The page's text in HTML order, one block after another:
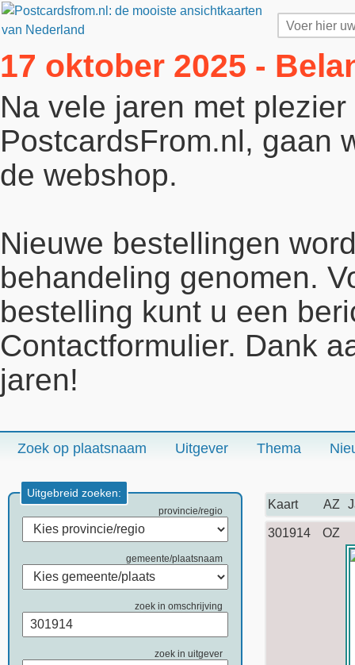
17 oktober 2025 -
Na vele jaren met
PostcardsFrom.nl, gaan
de webshop.
Nieuwe bestellingen
behandeling genomen.
bestelling kunt u een
Contactformulier. Dank
jaren!
Zoek op plaatsnaam Uitgever Thema
Uitgebreid zoeken:
provincie/regio
gemeente/plaatsnaam
zoek in omschrijving
zoek in uitgever
Kaart AZ
301914 OZ